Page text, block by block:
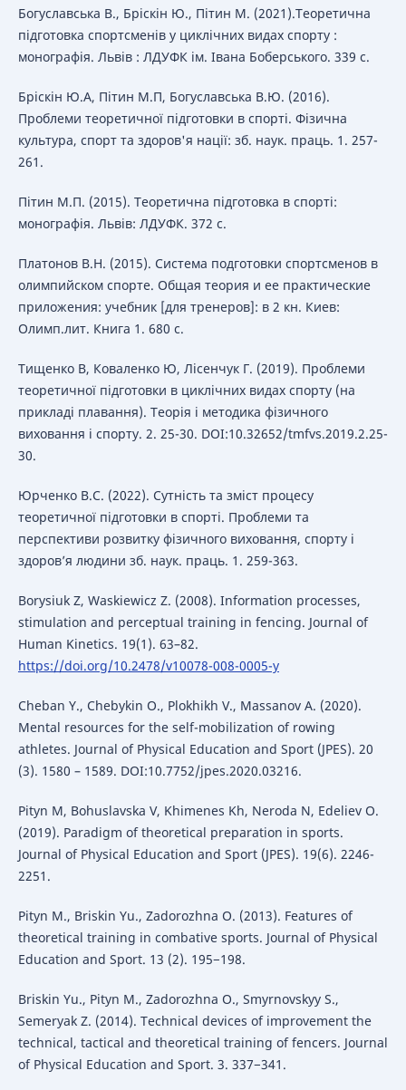
Богуславська В., Бріскін Ю., Пітин М. (2021).Теоретична
підготовка спортсменів у циклічних видах спорту :
монографія. Львів : ЛДУФК ім. Івана Боберського. 339 с.
Бріскін Ю.А, Пітин М.П, Богуславська В.Ю. (2016).
Проблеми теоретичної підготовки в спорті. Фізична
культура, спорт та здоров'я нації: зб. наук. праць. 1. 257-
261.
Пітин М.П. (2015). Теоретична підготовка в спорті:
монографія. Львів: ЛДУФК. 372 с.
Платонов В.Н. (2015). Система подготовки спортсменов в
олимпийском спорте. Общая теория и ее практические
приложения: учебник [для тренеров]: в 2 кн. Киев:
Олимп.лит. Книга 1. 680 с.
Тищенко В, Коваленко Ю, Лісенчук Г. (2019). Проблеми
теоретичної підготовки в циклічних видах спорту (на
прикладі плавання). Теорія і методика фізичного
виховання і спорту. 2. 25-30. DOI:10.32652/tmfvs.2019.2.25-
30.
Юрченко В.С. (2022). Сутність та зміст процесу
теоретичної підготовки в спорті. Проблеми та
перспективи розвитку фізичного виховання, спорту і
здоров’я людини зб. наук. праць. 1. 259-363.
Borysiuk Z, Waskiewicz Z. (2008). Information processes,
stimulation and perceptual training in fencing. Journal of
Human Kinetics. 19(1). 63–82.
https://doi.org/10.2478/v10078-008-0005-y
Cheban Y., Chebykin O., Plokhikh V., Massanov A. (2020).
Mental resources for the self-mobilization of rowing
athletes. Journal of Physical Education and Sport (JPES). 20
(3). 1580 – 1589. DOI:10.7752/jpes.2020.03216.
Pityn M, Bohuslavska V, Khimenes Kh, Neroda N, Edeliev O.
(2019). Paradigm of theoretical preparation in sports.
Journal of Physical Education and Sport (JPES). 19(6). 2246-
2251.
Pityn M., Briskin Yu., Zadorozhna O. (2013). Features of
theoretical training in combative sports. Journal of Physical
Education and Sport. 13 (2). 195−198.
Briskin Yu., Pityn M., Zadorozhna O., Smyrnovskyy S.,
Semeryak Z. (2014). Technical devices of improvement the
technical, tactical and theoretical training of fencers. Journal
of Physical Education and Sport. 3. 337−341.